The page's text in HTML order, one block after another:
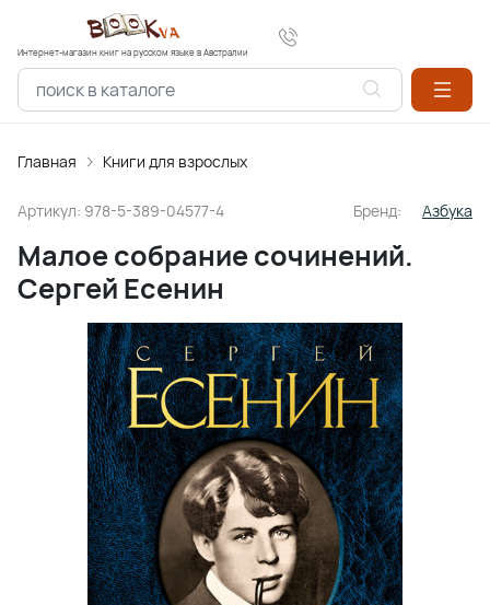
Интернет-магазин книг на русском языке в Австралии
Главная Книги для взрослых
Артикул: 978-5-389-04577-4 Бренд: Азбука
Малое собрание сочинений.
Сергей Есенин